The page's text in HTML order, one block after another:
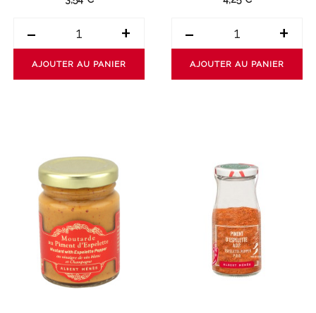
- +
AJOUTER AU PANIER
- +
AJOUTER AU PANIER